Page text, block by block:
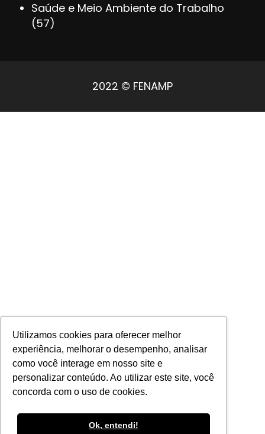
Utilizamos cookies para oferecer melhor
experiência, melhorar o desempenho, analisar
como você interage em nosso site e
personalizar conteúdo. Ao utilizar este site, você
concorda com o uso de cookies.
Ok, entendi!
Saúde e Meio Ambiente do Trabalho
(57)
2022 © FENAMP